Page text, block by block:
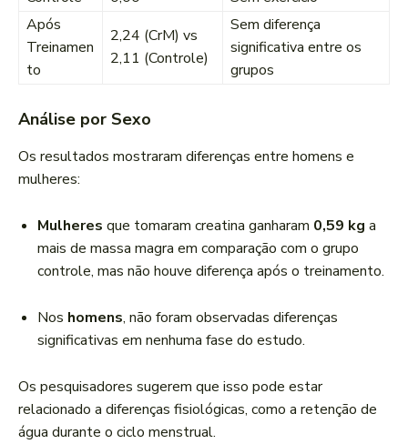
Após
Treinamen
to
2,24 (CrM) vs
2,11 (Controle)
Sem diferença
significativa entre os
grupos
Análise por Sexo
Os resultados mostraram diferenças entre homens e
mulheres:
Mulheres que tomaram creatina ganharam 0,59 kg a
mais de massa magra em comparação com o grupo
controle, mas não houve diferença após o treinamento.
Nos homens, não foram observadas diferenças
significativas em nenhuma fase do estudo.
Os pesquisadores sugerem que isso pode estar
relacionado a diferenças fisiológicas, como a retenção de
água durante o ciclo menstrual.